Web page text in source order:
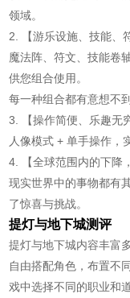
领域。
2. 【游乐设施、技能、
魔法阵、符文、技能卷
供您组合使用。
每一种组合都有意想不
3. 【操作简便、乐趣无
人像模式 + 单手操作，
4. 【全球范围内的下降
现实世界中的事物都有
了惊喜与挑战。
提灯与地下城测评
提灯与地下城内容丰富
自由搭配角色，布置不
戏中选择不同的职业和